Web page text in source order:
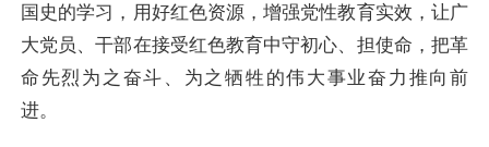
国史的学习，用好红色资源，增强党性教育实效，让广
大党员、干部在接受红色教育中守初心、担使命，把革
命先烈为之奋斗、为之牺牲的伟大事业奋力推向前
进。